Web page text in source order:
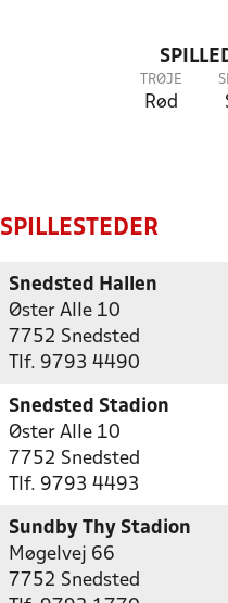
TRØJE
Rød
SPILLESTEDER
Snedsted Hallen
Øster Alle 10
7752 Snedsted
Tlf. 9793 4490
Snedsted Stadion
Øster Alle 10
7752 Snedsted
Tlf. 9793 4493
Sundby Thy Stadion
Møgelvej 66
7752 Snedsted